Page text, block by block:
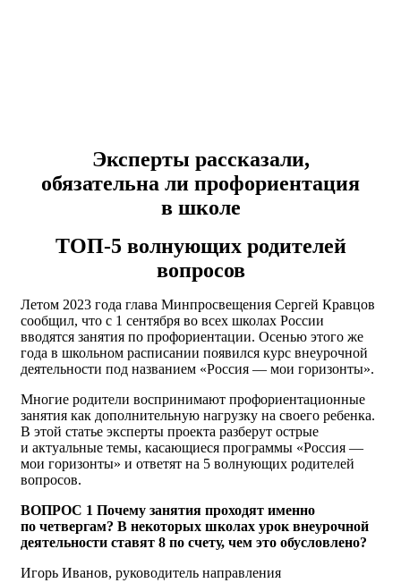
Эксперты рассказали,
обязательна ли профориентация
в школе
ТОП-5 волнующих родителей
вопросов
Летом 2023 года глава Минпросвещения Сергей Кравцов
сообщил, что с 1 сентября во всех школах России
вводятся занятия по профориентации. Осенью этого же
года в школьном расписании появился курс внеурочной
деятельности под названием «Россия — мои горизонты».
Многие родители воспринимают профориентационные
занятия как дополнительную нагрузку на своего ребенка.
В этой статье эксперты проекта разберут острые
и актуальные темы, касающиеся программы «Россия —
мои горизонты» и ответят на 5 волнующих родителей
вопросов.
ВОПРОС 1 Почему занятия проходят именно
по четвергам? В некоторых школах урок внеурочной
деятельности ставят 8 по счету, чем это обусловлено?
Игорь Иванов, руководитель направления